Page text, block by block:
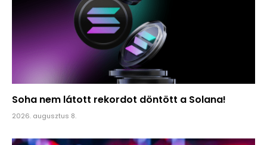
Soha nem látott rekordot döntött a Solana!
2026. augusztus 8.